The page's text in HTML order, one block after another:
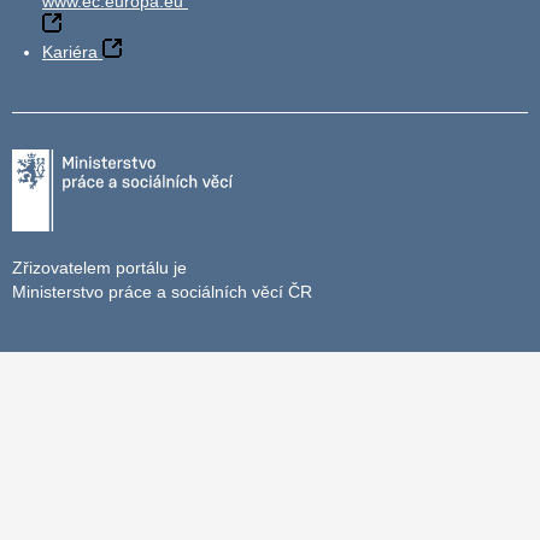
Kariéra
Zřizovatelem portálu je
Ministerstvo práce a sociálních věcí ČR